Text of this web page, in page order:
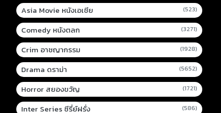
Asia Movie หนังเอเชีย (523)
Comedy หนังตลก (3271)
Crim อาชญากรรม (1928)
Drama ดราม่า (5652)
Horror สยองขวัญ (1721)
Inter Series ซีรี่ย์ฝรั่ง (586)